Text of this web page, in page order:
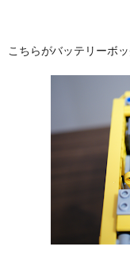
こちらがバッテリーボ